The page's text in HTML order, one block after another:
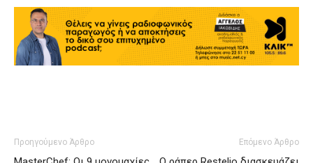
Προηγούμενο Άρθρο Επόμενο Άρθρο